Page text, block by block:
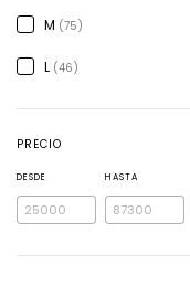
M (75)
L (46)
PRECIO
DESDE HASTA